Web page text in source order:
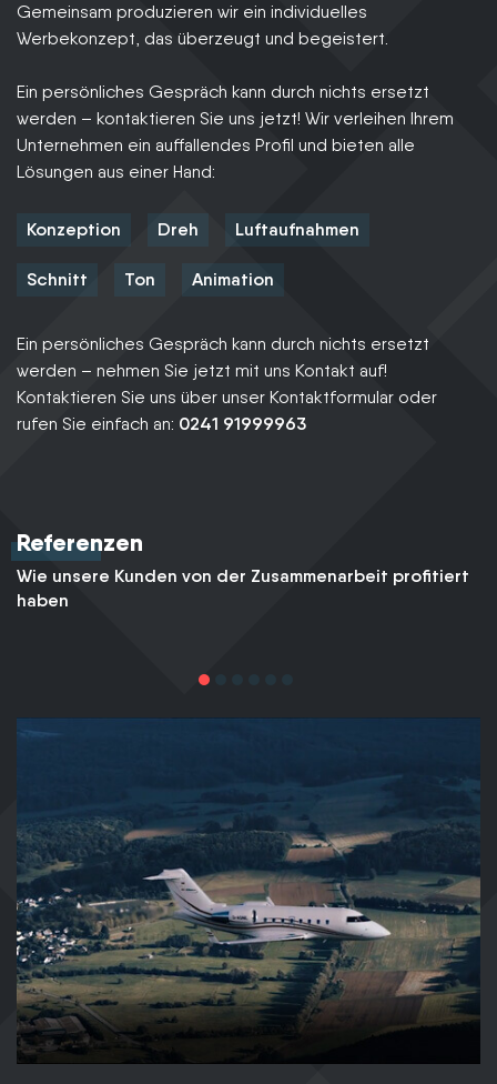
Gemeinsam produzieren wir ein individuelles
Werbekonzept, das überzeugt und begeistert.
Ein persönliches Gespräch kann durch nichts ersetzt
werden – kontaktieren Sie uns jetzt! Wir verleihen Ihrem
Unternehmen ein auffallendes Profil und bieten alle
Lösungen aus einer Hand:
Konzeption Dreh Luftaufnahmen
Schnitt Ton Animation
Ein persönliches Gespräch kann durch nichts ersetzt
werden – nehmen Sie jetzt mit uns Kontakt auf!
Kontaktieren Sie uns über unser Kontaktformular oder
rufen Sie einfach an: 0241 91999963
Referenzen
Wie unsere Kunden von der Zusammenarbeit profitiert
haben